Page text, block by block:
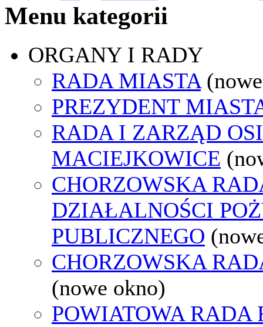
Menu kategorii
ORGANY I RADY
RADA MIASTA
PREZYDENT
RADA I ZARZĄD
MACIEJKOWICE
CHORZOWSKA
DZIAŁALNOŚCI
PUBLICZNEGO
CHORZOWSKA
(nowe okno)
POWIATOWA RADA